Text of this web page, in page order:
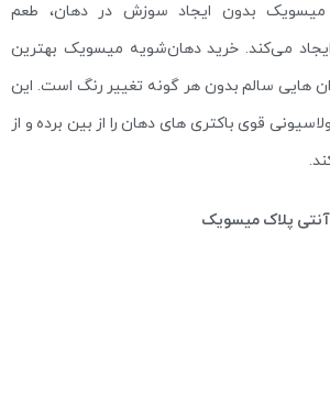
میسویک بدون ایجاد سوزش در دهان، طعم
می‌کند. خرید دهان‌شویه میسویک بهترین
هایی سالم بدون هر گونه تغییر رنگ است. این
قوی باکتری های دهان را از بین برده و از
پلاک میسویک